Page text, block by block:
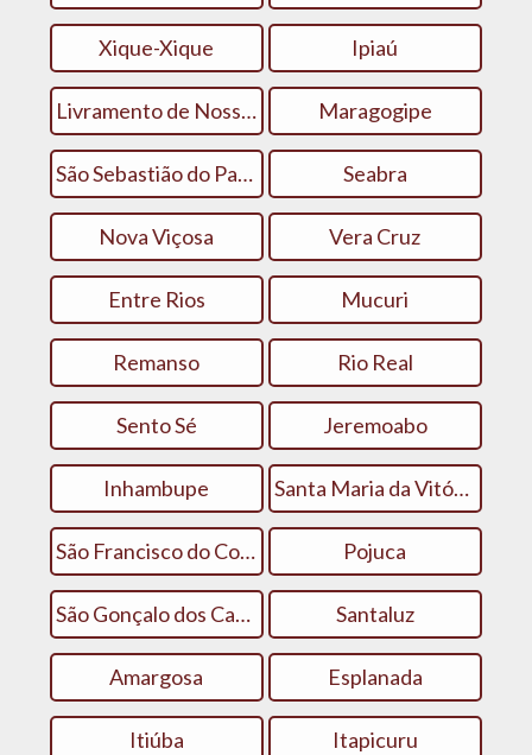
Xique-Xique Ipiaú
Livramento de Nossa Senhora Maragogipe
São Sebastião do Passé Seabra
Nova Viçosa Vera Cruz
Entre Rios Mucuri
Remanso Rio Real
Sento Sé Jeremoabo
Inhambupe Santa Maria da Vitória
São Francisco do Conde Pojuca
São Gonçalo dos Campos Santaluz
Amargosa Esplanada
Itiúba Itapicuru